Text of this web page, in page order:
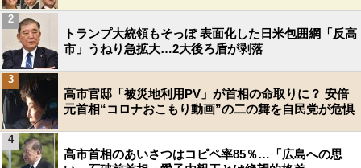
トランプ大統領もそっぽ 表面化した日米包囲網「反高
市」うねり急拡大…2大後ろ盾が剥落
2
高市官邸「被災地利用PV」が首相の命取りに？ 安倍
元首相“コロナおこもり動画”の二の舞を自民党が危惧
3
高市首相のあいさつはコピペ率85％…「広島への思
4